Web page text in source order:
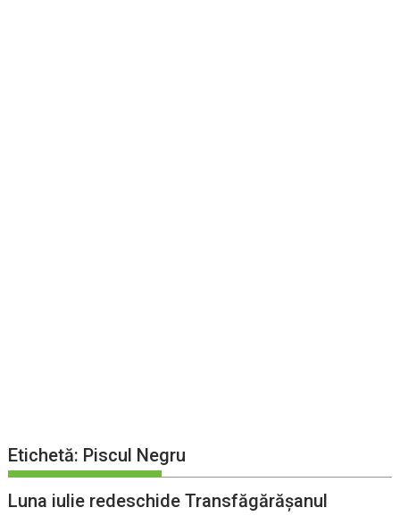
Etichetă: Piscul Negru
Luna iulie redeschide Transfăgărășanul